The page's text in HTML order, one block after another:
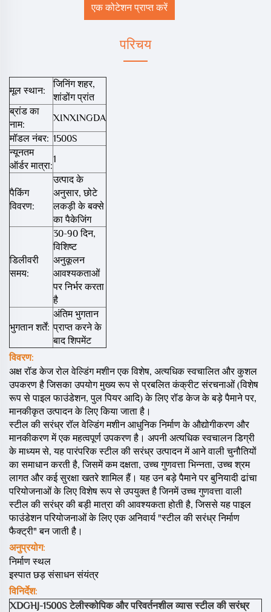
एक कोटेशन प्राप्त करें
परिचय
मूल स्थान:
जिनिंग शहर,
शांडोंग प्रांत
ब्रांड का
नाम:
XINXINGDA
मॉडल नंबर: 1500S
न्यूनतम
ऑर्डर मात्रा:
1
पैकिंग
विवरण:
उत्पाद के
अनुसार, छोटे
लकड़ी के बक्से
का पैकेजिंग
डिलीवरी
समय:
30-90 दिन,
विशिष्ट
अनुकूलन
आवश्यकताओं
पर निर्भर करता
है
भुगतान शर्तें:
अंतिम भुगतान
प्राप्त करने के
बाद शिपमेंट
विवरण:
अक्ष रॉड केज रोल वेल्डिंग मशीन एक विशेष, अत्यधिक स्वचालित और कुशल
उपकरण है जिसका उपयोग मुख्य रूप से प्रबलित कंक्रीट संरचनाओं (विशेष
रूप से पाइल फाउंडेशन, पुल पियर आदि) के लिए रॉड केज के बड़े पैमाने पर,
मानकीकृत उत्पादन के लिए किया जाता है।
स्टील की सरंध्र रॉल वेल्डिंग मशीन आधुनिक निर्माण के औद्योगीकरण और
मानकीकरण में एक महत्वपूर्ण उपकरण है। अपनी अत्यधिक स्वचालन डिग्री
के माध्यम से, यह पारंपरिक स्टील की सरंध्र उत्पादन में आने वाली चुनौतियों
का समाधान करती है, जिसमें कम दक्षता, उच्च गुणवत्ता भिन्नता, उच्च श्रम
लागत और कई सुरक्षा खतरे शामिल हैं। यह उन बड़े पैमाने पर बुनियादी ढांचा
परियोजनाओं के लिए विशेष रूप से उपयुक्त है जिनमें उच्च गुणवत्ता वाली
स्टील की सरंध्र की बड़ी मात्रा की आवश्यकता होती है, जिससे यह पाइल
फाउंडेशन परियोजनाओं के लिए एक अनिवार्य "स्टील की सरंध्र निर्माण
फैक्ट्री" बन जाती है।
अनुप्रयोग:
निर्माण स्थल
इस्पात छड़ संसाधन संयंत्र
विनिर्देश:
XDGHJ-1500S टेलीस्कोपिक और परिवर्तनशील व्यास स्टील की सरंध्र